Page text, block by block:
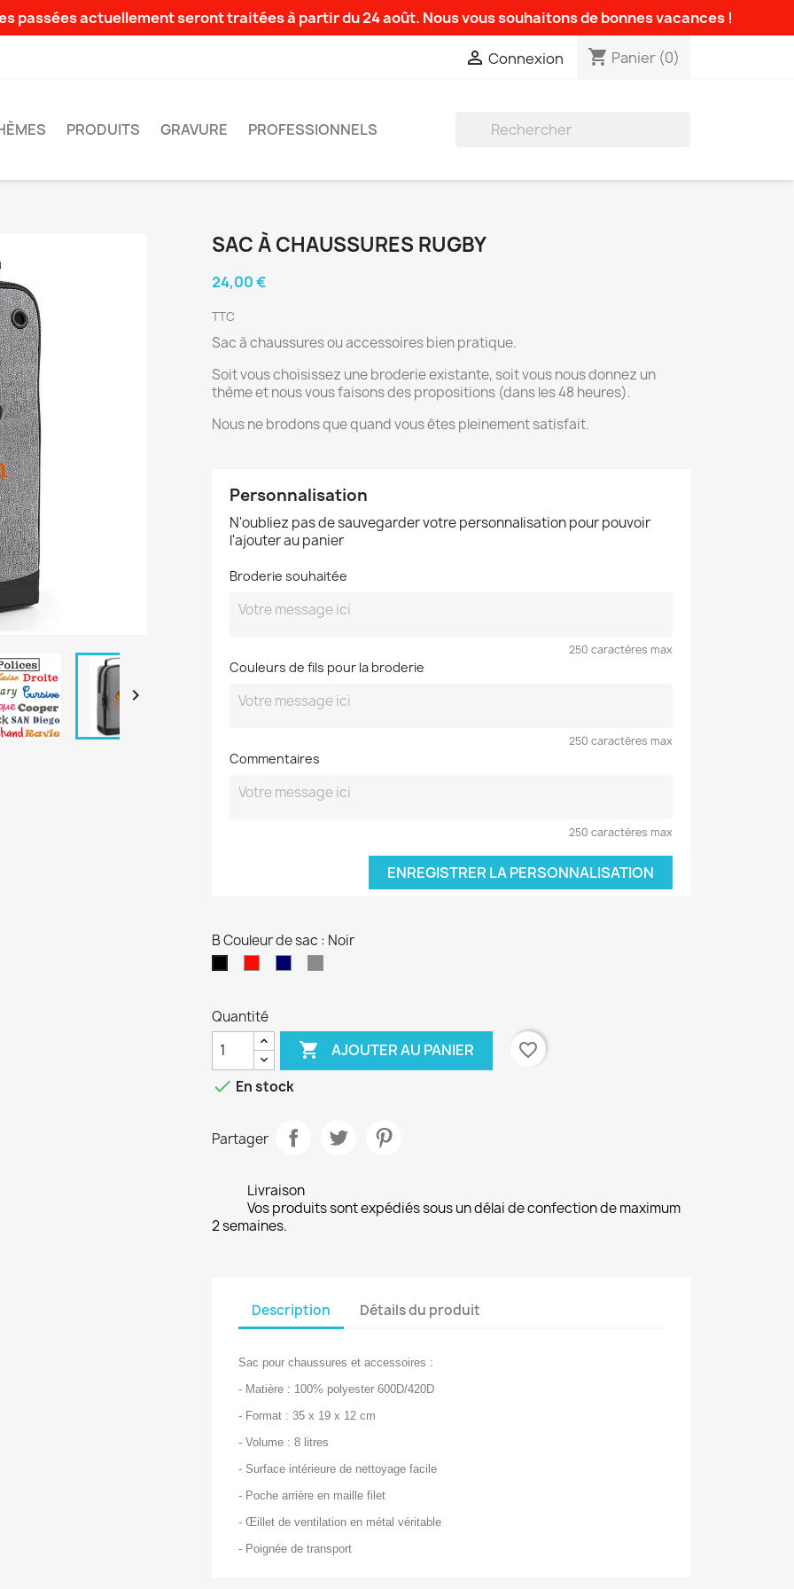
passées actuellement seront traitées à partir du 24 août. Nous vous souhaitons de bonnes vacances !
 Connexion shopping_cart Panier (0)
PRODUITS GRAVURE PROFESSIONNELS

SAC À CHAUSSURES RUGBY
24,00 €
TTC
Sac à chaussures ou accessoires bien pratique.
Soit vous choisissez une broderie existante, soit vous nous donnez un
thème et nous vous faisons des propositions (dans les 48 heures).
Nous ne brodons que quand vous êtes pleinement satisfait.
Personnalisation
N'oubliez pas de sauvegarder votre personnalisation pour pouvoir
l'ajouter au panier
Broderie souhaitée
250 caractères max
Couleurs de fils pour la broderie
250 caractères max
Commentaires
250 caractères max
ENREGISTRER LA PERSONNALISATION
B Couleur de sac : Noir
Quantité
 AJOUTER AU PANIER
favorite_border
 En stock
Partager
Livraison
Vos produits sont expédiés sous un délai de confection de maximum
2 semaines.
Description Détails du produit
Sac pour chaussures et accessoires :
- Matière : 100% polyester 600D/420D
- Format : 35 x 19 x 12 cm
- Volume : 8 litres
- Surface intérieure de nettoyage facile
- Poche arrière en maille filet
- Œillet de ventilation en métal véritable
- Poignée de transport